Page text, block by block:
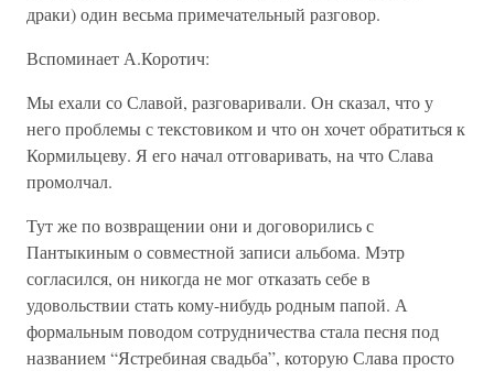
драки) один весьма примечательный разговор.
Вспоминает А.Коротич:
Мы ехали со Славой, разговаривали. Он сказал, что у
него проблемы с текстовиком и что он хочет обратиться к
Кормильцеву. Я его начал отговаривать, на что Слава
промолчал.
Тут же по возвращении они и договорились с
Пантыкиным о совместной записи альбома. Мэтр
согласился, он никогда не мог отказать себе в
удовольствии стать кому-нибудь родным папой. А
формальным поводом сотрудничества стала песня под
названием “Ястребиная свадьба”, которую Слава просто